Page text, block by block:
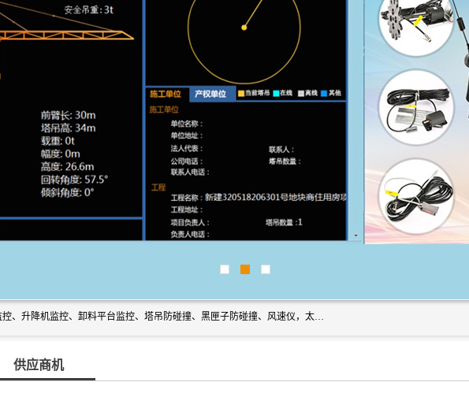
上海宇叶电子科技有限公司是吊钩视频监控、升降机监控、卸料平台监控、塔吊防碰撞、黑匣子防碰撞、风速仪，太阳能障碍灯安全提示灯等一系列升降机的常用配件产品专业研发生产加工的公司，拥有完整、科学的质量管理体系。
供应商机